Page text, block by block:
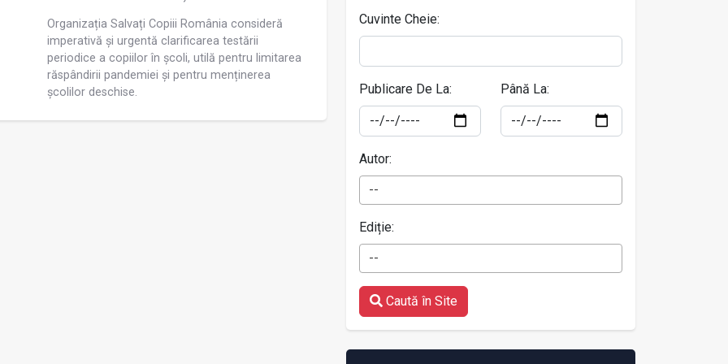
Organizația Salvați Copiii România consideră
imperativă și urgentă clarificarea testării
periodice a copiilor în școli, utilă pentru limitarea
răspândirii pandemiei și pentru menținerea
școlilor deschise.
Cuvinte Cheie:
Publicare De La: Până La:
Autor:
--
Ediție:
--
Caută în Site